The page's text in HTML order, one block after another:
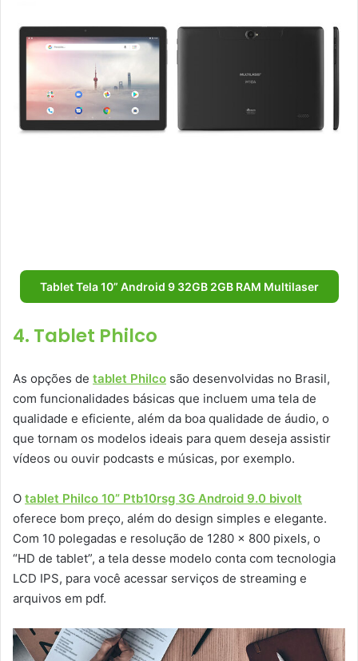
Tablet Tela 10” Android 9 32GB 2GB RAM Multilaser
4. Tablet Philco
As opções de tablet Philco são desenvolvidas no Brasil,
com funcionalidades básicas que incluem uma tela de
qualidade e eficiente, além da boa qualidade de áudio, o
que tornam os modelos ideais para quem deseja assistir
vídeos ou ouvir podcasts e músicas, por exemplo.
O tablet Philco 10” Ptb10rsg 3G Android 9.0 bivolt
oferece bom preço, além do design simples e elegante.
Com 10 polegadas e resolução de 1280 x 800 pixels, o
“HD de tablet”, a tela desse modelo conta com tecnologia
LCD IPS, para você acessar serviços de streaming e
arquivos em pdf.